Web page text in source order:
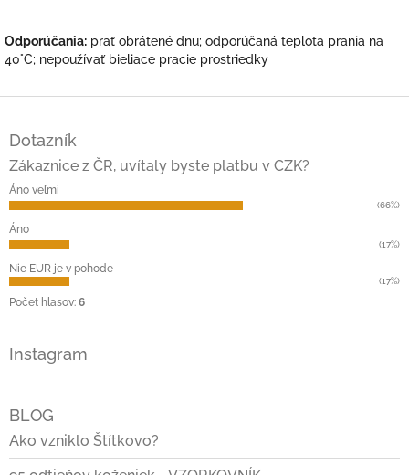
Odporúčania: prať obrátené dnu; odporúčaná teplota prania na
40°C; nepoužívať bieliace pracie prostriedky
e
Dotazník
Zákaznice z ČR, uvítaly byste platbu v CZK?
Áno veľmi
(66%)
Áno
(17%)
Nie EUR je v pohode
(17%)
Počet hlasov: 6
Instagram
BLOG
Ako vzniklo Štítkovo?